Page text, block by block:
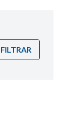
FILTRAR